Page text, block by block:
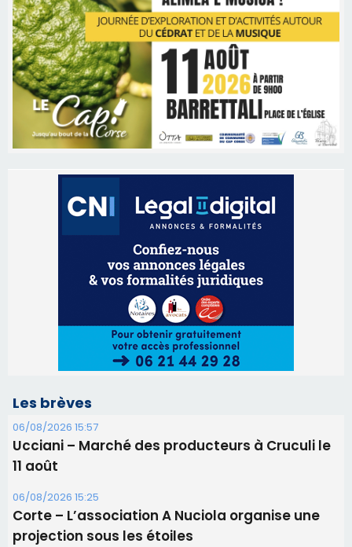
Les brèves
06/08/2026 15:57
Ucciani – Marché des producteurs à Cruculi le
11 août
06/08/2026 15:25
Corte – L’association A Nuciola organise une
projection sous les étoiles